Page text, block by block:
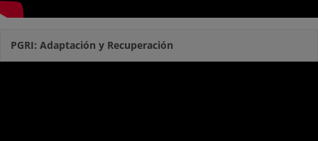
PGRI: Adaptación y Recuperación